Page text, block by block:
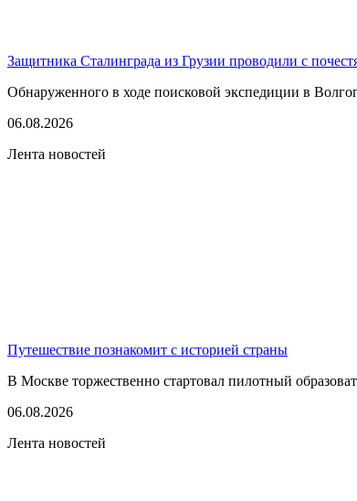
Защитника Сталинграда из Грузии проводили с
Обнаруженного в ходе поисковой экспедиции в
06.08.2026
Лента новостей
Путешествие познакомит с историей страны
В Москве торжественно стартовал пилотный
06.08.2026
Лента новостей